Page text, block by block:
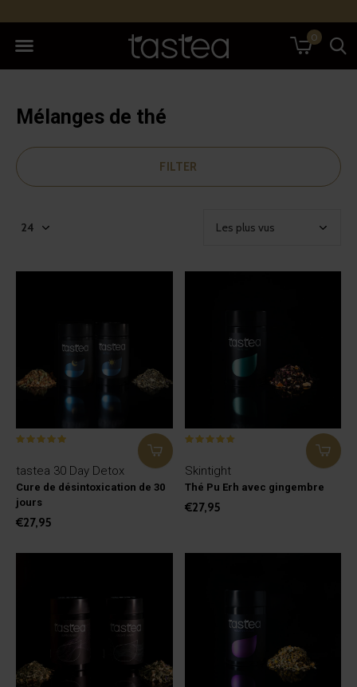
0
Mélanges de thé
FILTER
tastea 30 Day Detox
Cure de désintoxication de 30
jours
€27,95
Skintight
Thé Pu Erh avec gingembre
€27,95